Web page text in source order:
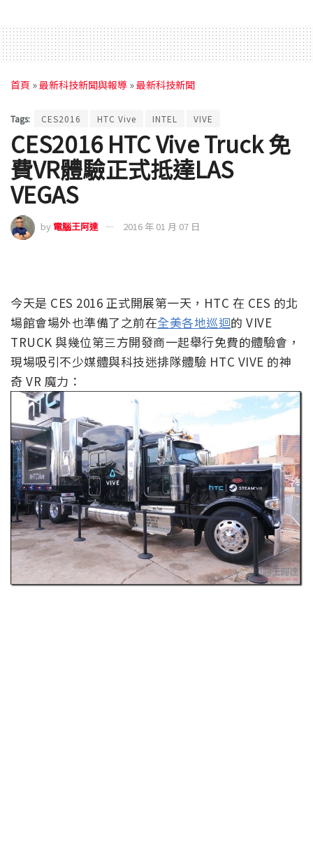
首頁 »最新科技新聞與報導 »最新科技新聞
Tags: CES2016 HTC Vive INTEL VIVE
CES2016 HTC Vive Truck 免
費VR體驗正式抵達LAS
VEGAS
by 電腦王阿達 2016 年 01 月 07 日
今天是 CES 2016 正式開展第一天，HTC 在 CES 的北
場館會場外也準備了之前在全美各地巡迴的 VIVE
TRUCK 與幾位第三方開發商一起舉行免費的體驗會，
現場吸引不少媒體與科技迷排隊體驗 HTC VIVE 的神
奇 VR 魔力：